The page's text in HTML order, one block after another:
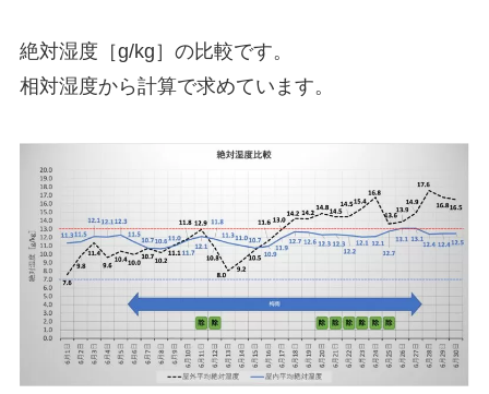
絶対湿度［g/kg］の比較です。
相対湿度から計算で求めています。